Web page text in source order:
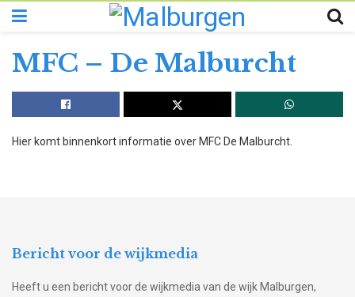
MFC – De Malburcht
Hier komt binnenkort informatie over MFC De Malburcht.
Bericht voor de wijkmedia
Heeft u een bericht voor de wijkmedia van de wijk Malburgen,